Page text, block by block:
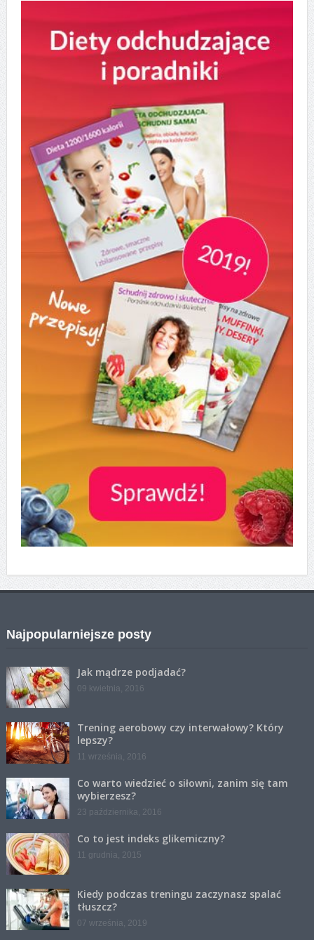
Najpopularniejsze posty
Jak mądrze podjadać?
09 kwietnia, 2016
Trening aerobowy czy interwałowy? Który
lepszy?
11 września, 2016
Co warto wiedzieć o siłowni, zanim się tam
wybierzesz?
23 października, 2016
Co to jest indeks glikemiczny?
11 grudnia, 2015
Kiedy podczas treningu zaczynasz spalać
tłuszcz?
07 września, 2019